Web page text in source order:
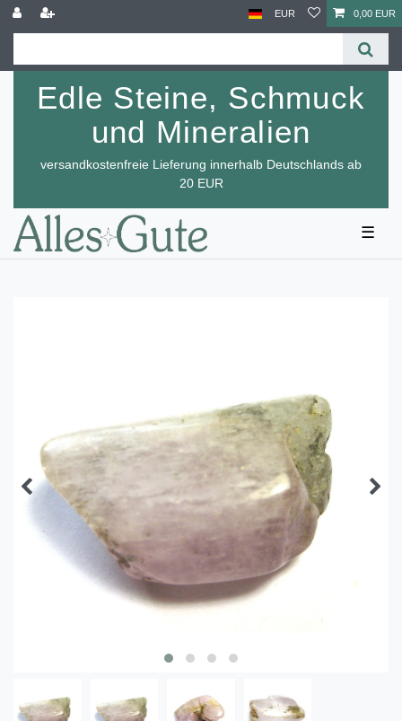
EUR 0,00 EUR
Edle Steine, Schmuck
und Mineralien
versandkostenfreie Lieferung innerhalb Deutschlands ab
20 EUR
☰